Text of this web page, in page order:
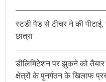
स्टडी पैड से टीचर ने की
छात्रा
डीलिमिटेशन पर झुकने को तैयार
क्षेत्रों के पुनर्गठन के खिलाफ